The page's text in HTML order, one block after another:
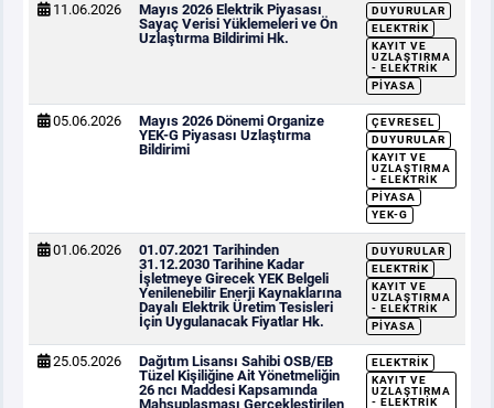
11.06.2026
Mayıs 2026 Elektrik Piyasası
Sayaç Verisi Yüklemeleri ve Ön
Uzlaştırma Bildirimi Hk.
DUYURULAR
ELEKTRIK
KAYIT VE
UZLAŞTIRMA
- ELEKTRIK
PIYASA
05.06.2026
Mayıs 2026 Dönemi Organize
YEK-G Piyasası Uzlaştırma
Bildirimi
ÇEVRESEL
DUYURULAR
KAYIT VE
UZLAŞTIRMA
- ELEKTRIK
PIYASA
YEK-G
01.06.2026
01.07.2021 Tarihinden
31.12.2030 Tarihine Kadar
İşletmeye Girecek YEK Belgeli
Yenilenebilir Enerji Kaynaklarına
Dayalı Elektrik Üretim Tesisleri
İçin Uygulanacak Fiyatlar Hk.
DUYURULAR
ELEKTRIK
KAYIT VE
UZLAŞTIRMA
- ELEKTRIK
PIYASA
25.05.2026
Dağıtım Lisansı Sahibi OSB/EB
Tüzel Kişiliğine Ait Yönetmeliğin
26 ncı Maddesi Kapsamında
Mahsuplaşması Gerçekleştirilen
ELEKTRIK
KAYIT VE
UZLAŞTIRMA
- ELEKTRIK